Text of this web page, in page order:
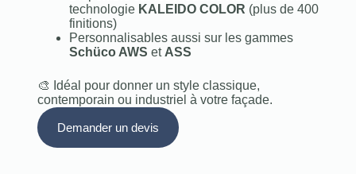
technologie KALEIDO COLOR (plus de 400
finitions)
Personnalisables aussi sur les gammes
Schüco AWS et ASS
🎨 Idéal pour donner un style classique,
contemporain ou industriel à votre façade.
Demander un devis